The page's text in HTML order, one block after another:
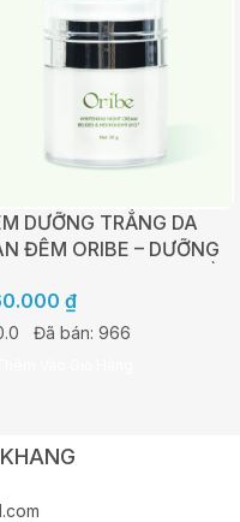
DƯỠNG TRẮNG DA
ĐÊM ORIBE – DƯỠNG
30G
₫
Đã bán: 966